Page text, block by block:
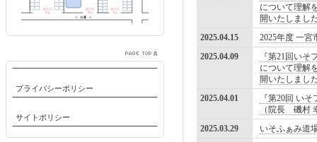
について理解
開いたしまし
2025.04.15
2025年度 一宮
2025.04.09
『第21回い
について理解
開いたしまし
2025.04.01
『第20回 い
（院長 磯村
2025.03.29
いそふぁみ道
プライバシーポリシー
サイトポリシー